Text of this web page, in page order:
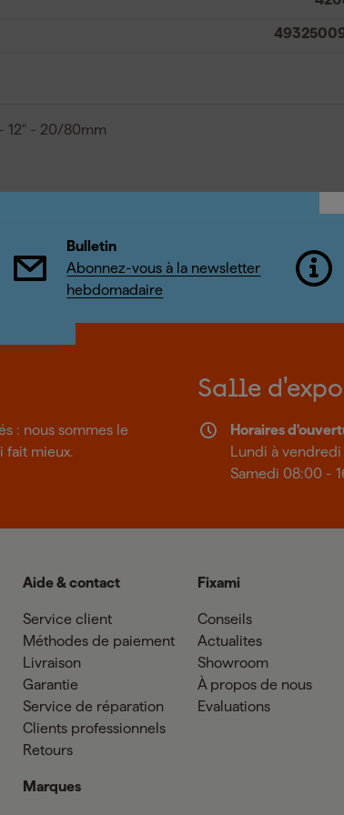
12" - 20/80mm
Bulletin
Abonnez-vous à la newsletter
hebdomadaire
: nous sommes le
fait mieux.
Salle
Horaires
Lundi à
Samedi 08:00 -
Aide & contact
Service client
Méthodes de paiement
Livraison
Garantie
Service de réparation
Clients professionnels
Retours
Marques
Fixami
Conseils
Actualites
Showroom
À propos de nous
Evaluations